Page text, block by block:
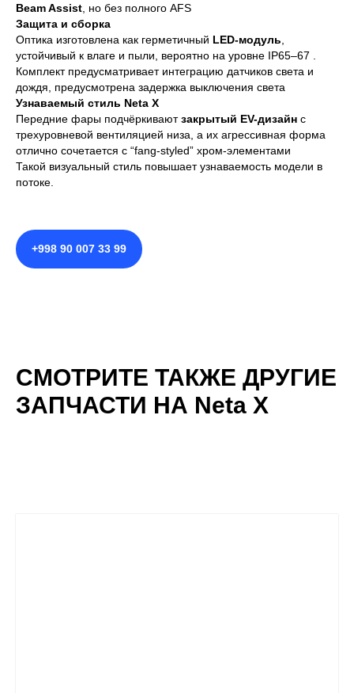
Beam Assist , но без полного AFS
Защита и сборка
Оптика изготовлена как герметичный LED-модуль
устойчивый к влаге и пыли, вероятно на уровне IP65–67 .
Комплект предусматривает интеграцию датчиков света и
дождя, предусмотрена задержка выключения света
Узнаваемый стиль Neta X
Передние фары подчёркиваютзакрытый EV-дизайн с
трехуровневой вентиляцией низа, а их агрессивная форма
отлично сочетается с “fang‑styled” хром-элементами
Такой визуальный стиль повышает узнаваемость модели в
потоке.
+998 90 007 33 99
СМОТРИТЕ ТАКЖЕ ДРУГИЕ
ЗАПЧАСТИ НА Neta X